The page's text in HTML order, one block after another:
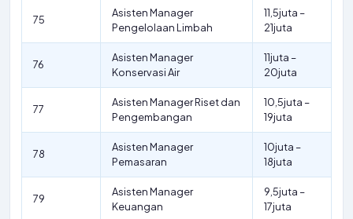
75
Asisten Manager
Pengelolaan Limbah
11,5juta –
21juta
76
Asisten Manager
Konservasi Air
11juta –
20juta
77
Asisten Manager Riset dan
Pengembangan
10,5juta –
19juta
78
Asisten Manager
Pemasaran
10juta –
18juta
79
Asisten Manager
Keuangan
9,5juta –
17juta